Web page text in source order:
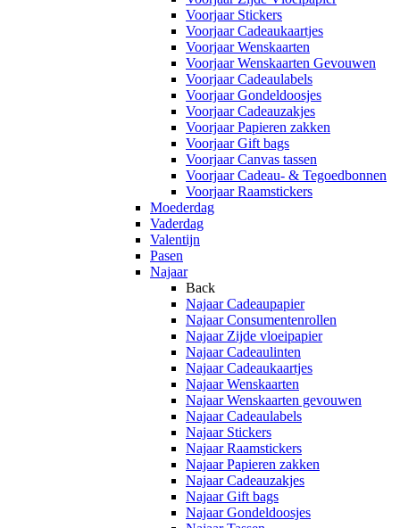
Voorjaar Stickers
Voorjaar Cadeaukaartjes
Voorjaar Wenskaarten
Voorjaar Wenskaarten Gevouwen
Voorjaar Cadeaulabels
Voorjaar Gondeldoosjes
Voorjaar Cadeauzakjes
Voorjaar Papieren zakken
Voorjaar Gift bags
Voorjaar Canvas tassen
Voorjaar Cadeau- & Tegoedbonnen
Voorjaar Raamstickers
Moederdag
Vaderdag
Valentijn
Pasen
Najaar
Back
Najaar Cadeaupapier
Najaar Consumentenrollen
Najaar Zijde vloeipapier
Najaar Cadeaulinten
Najaar Cadeaukaartjes
Najaar Wenskaarten
Najaar Wenskaarten gevouwen
Najaar Cadeaulabels
Najaar Stickers
Najaar Raamstickers
Najaar Papieren zakken
Najaar Cadeauzakjes
Najaar Gift bags
Najaar Gondeldoosjes